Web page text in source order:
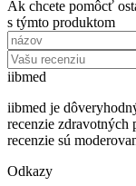
Ak chcete pomôcť
s týmto produktom
iibmed
iibmed je
recenzie zdravotných
recenzie sú
Odkazy